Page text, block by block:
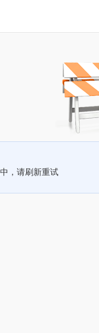
，请刷新重试